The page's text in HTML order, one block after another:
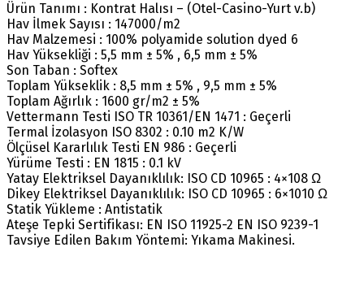
Ürün Tanımı : Kontrat Halısı – (Otel-Casino-Yurt v.b)
Hav İlmek Sayısı : 147000/m2
Hav Malzemesi : 100% polyamide solution dyed 6
Hav Yüksekliği : 5,5 mm ± 5% , 6,5 mm ± 5%
Son Taban : Softex
Toplam Yükseklik : 8,5 mm ± 5% , 9,5 mm ± 5%
Toplam Ağırlık : 1600 gr/m2 ± 5%
Vettermann Testi ISO TR 10361/EN 1471 : Geçerli
Termal İzolasyon ISO 8302 : 0.10 m2 K/W
Ölçüsel Kararlılık Testi EN 986 : Geçerli
Yürüme Testi : EN 1815 : 0.1 kV
Yatay Elektriksel Dayanıklılık: ISO CD 10965 : 4×108 Ω
Dikey Elektriksel Dayanıklılık: ISO CD 10965 : 6×1010 Ω
Statik Yükleme : Antistatik
Ateşe Tepki Sertifikası: EN ISO 11925-2 EN ISO 9239-1
Tavsiye Edilen Bakım Yöntemi: Yıkama Makinesi.